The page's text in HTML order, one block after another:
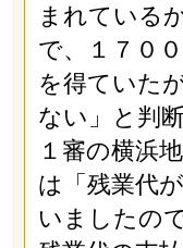
まれている
で、１７０
を得ていた
ない」と判
１審の横浜
は「残業代
いましたの